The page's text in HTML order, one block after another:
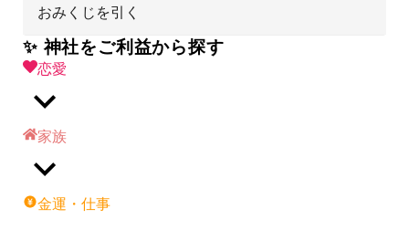
おみくじを引く
✨ 神社をご利益から探す
恋愛
家族
金運・仕事